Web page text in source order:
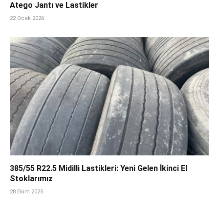
Atego Jantı ve Lastikler
22 Ocak 2026
385/55 R22.5 Midilli Lastikleri: Yeni Gelen İkinci El
Stoklarımız
28 Ekim 2025